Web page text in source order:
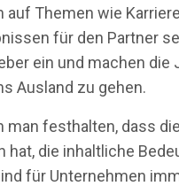
auf Themen wie
für den Partner
ein und machen
Ausland zu gehen.
man festhalten, dass
hat, die inhaltliche
für Unternehmen